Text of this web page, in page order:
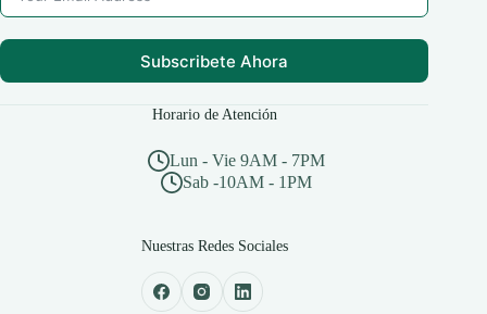
Subscribete Ahora
Horario de Atención
Lun - Vie 9AM - 7PM
Sab -10AM - 1PM
Nuestras Redes Sociales